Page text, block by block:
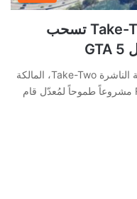
في ضربة استباقية: Take-Two تسحب
في خطوة مفاجئة، أوقفت الشركة الناشرة Take-Two، المالكة
لعملاق الألعاب Rockstar Games مشروعاً طموحاً لمُعدّل قام